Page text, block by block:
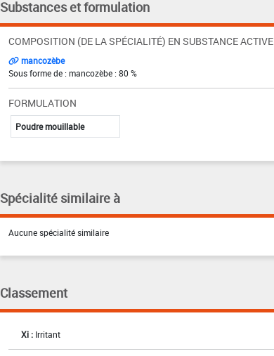
Substances et formulation
COMPOSITION (DE LA SPÉCIALITÉ) EN SUBSTANCE ACTIVE
mancozèbe
Sous forme de : mancozèbe : 80 %
FORMULATION
Poudre mouillable
Spécialité similaire à
Aucune spécialité similaire
Classement
Xi : Irritant